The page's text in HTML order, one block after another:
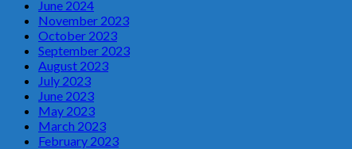
June 2024
November 2023
October 2023
September 2023
August 2023
July 2023
June 2023
May 2023
March 2023
February 2023